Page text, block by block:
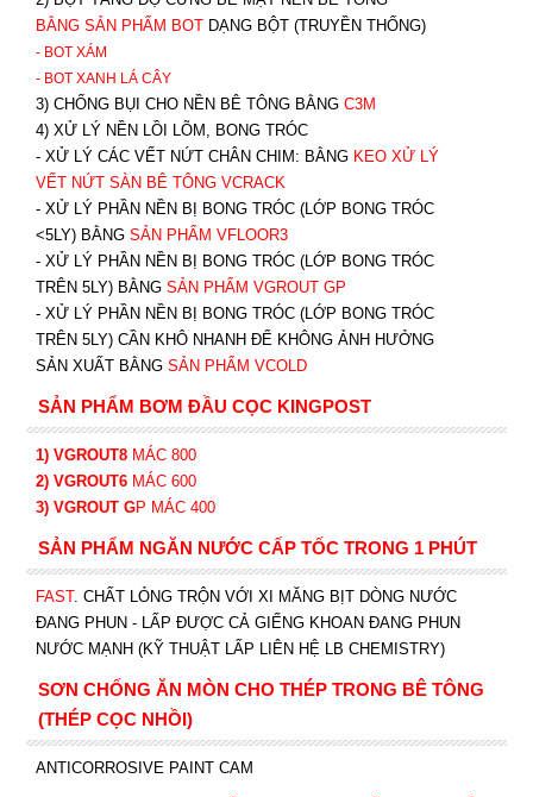
BẰNG SẢN PHẨM BOTDẠNG BỘT (TRUYỀN THỐNG)
- BOT XÁM
- BOT XANH LÁ CÂY
3) CHỐNG BỤI CHO NỀN BÊ TÔNG BẰNG C3M
4) XỬ LÝ NỀN LỒI LÕM, BONG TRÓC
- XỬ LÝ CÁC VẾT NỨT CHÂN CHIM: BẰNG KEO XỬ LÝ
VẾT NỨT SÀN BÊ TÔNG VCRACK
- XỬ LÝ PHẦN NỀN BỊ BONG TRÓC (LỚP BONG TRÓC
<5LY) BẰNG SẢN PHẨM VFLOOR3
- XỬ LÝ PHẦN NỀN BỊ BONG TRÓC (LỚP BONG TRÓC
TRÊN 5LY) BẰNG SẢN PHẨM VGROUT GP
- XỬ LÝ PHẦN NỀN BỊ BONG TRÓC (LỚP BONG TRÓC
TRÊN 5LY) CẦN KHÔ NHANH ĐỂ KHÔNG ẢNH HƯỞNG
SẢN XUẤT BẰNG SẢN PHẨM VCOLD
SẢN PHẨM BƠM ĐẦU CỌC KINGPOST
1) VGROUT8 MÁC 800
2) VGROUT6MÁC 600
3) VGROUT GP MÁC 400
SẢN PHẨM NGĂN NƯỚC CẤP TỐC TRONG 1 PHÚT
FAST. CHẤT LỎNG TRỘN VỚI XI MĂNG BỊT DÒNG NƯỚC
ĐANG PHUN - LẤP ĐƯỢC CẢ GIẾNG KHOAN ĐANG PHUN
NƯỚC MẠNH (KỸ THUẬT LẤP LIÊN HỆ LB CHEMISTRY)
SƠN CHỐNG ĂN MÒN CHO THÉP TRONG BÊ TÔNG
(THÉP CỌC NHỒI)
ANTICORROSIVE PAINT CAM